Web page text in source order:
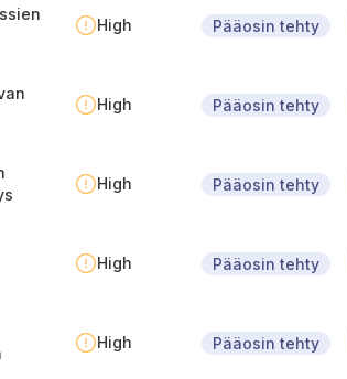
High Pääosin tehty
High Pääosin tehty
High Pääosin tehty
High Pääosin tehty
High Pääosin tehty